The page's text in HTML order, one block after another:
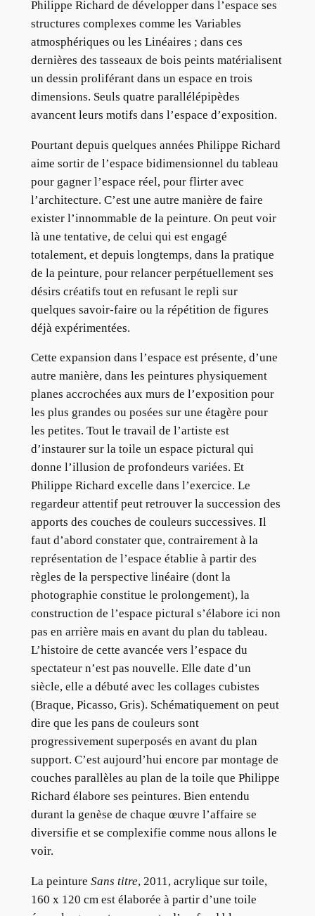
Philippe Richard de développer dans l’espace ses
structures complexes comme les Variables
atmosphériques ou les Linéaires ; dans ces
dernières des tasseaux de bois peints matérialisent
un dessin proliférant dans un espace en trois
dimensions. Seuls quatre parallélépipèdes
avancent leurs motifs dans l’espace d’exposition.
Pourtant depuis quelques années Philippe Richard
aime sortir de l’espace bidimensionnel du tableau
pour gagner l’espace réel, pour flirter avec
l’architecture. C’est une autre manière de faire
exister l’innommable de la peinture. On peut voir
là une tentative, de celui qui est engagé
totalement, et depuis longtemps, dans la pratique
de la peinture, pour relancer perpétuellement ses
désirs créatifs tout en refusant le repli sur
quelques savoir-faire ou la répétition de figures
déjà expérimentées.
Cette expansion dans l’espace est présente, d’une
autre manière, dans les peintures physiquement
planes accrochées aux murs de l’exposition pour
les plus grandes ou posées sur une étagère pour
les petites. Tout le travail de l’artiste est
d’instaurer sur la toile un espace pictural qui
donne l’illusion de profondeurs variées. Et
Philippe Richard excelle dans l’exercice. Le
regardeur attentif peut retrouver la succession des
apports des couches de couleurs successives. Il
faut d’abord constater que, contrairement à la
représentation de l’espace établie à partir des
règles de la perspective linéaire (dont la
photographie constitue le prolongement), la
construction de l’espace pictural s’élabore ici non
pas en arrière mais en avant du plan du tableau.
L’histoire de cette avancée vers l’espace du
spectateur n’est pas nouvelle. Elle date d’un
siècle, elle a débuté avec les collages cubistes
(Braque, Picasso, Gris). Schématiquement on peut
dire que les pans de couleurs sont
progressivement superposés en avant du plan
support. C’est aujourd’hui encore par montage de
couches parallèles au plan de la toile que Philippe
Richard élabore ses peintures. Bien entendu
durant la genèse de chaque œuvre l’affaire se
diversifie et se complexifie comme nous allons le
voir.
La peinture Sans titre, 2011, acrylique sur toile,
160 x 120 cm est élaborée à partir d’une toile